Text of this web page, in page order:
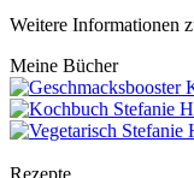
Weitere Informationen
Meine Bücher
Rezepte